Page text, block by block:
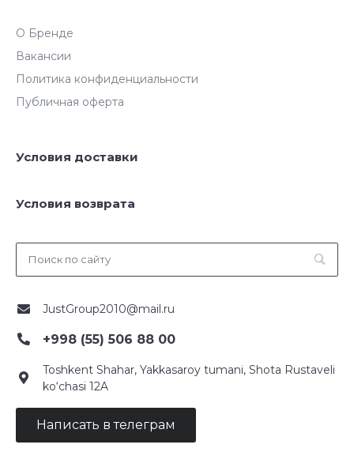
О Бренде
Вакансии
Политика конфиденциальности
Публичная оферта
Условия доставки
Условия возврата
JustGroup2010@mail.ru
+998 (55) 506 88 00
Toshkent Shahar, Yakkasaroy tumani, Shota Rustaveli
ko‘chasi 12A
Написать в телеграм